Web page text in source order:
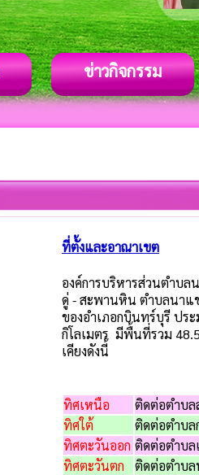
ข่าวกิจกรรม
ที่ตั้งและอาณาเขต
องค์การบริหารส่วนตำบ
ดู่ - สะพานหิน ตำบลนาแ
ของอำเภอกบินทร์บุรี ปร
กิโลเมตร มีพื้นที่รวม
เคียงดังนี้
ทิศเหนือ
ติดต่อตำบ
ทิศใต้
ติดต่อตำบ
ทิศตะวันออก ติดต่อตำบล
ทิศตะวันตก
ติดต่อตำบ